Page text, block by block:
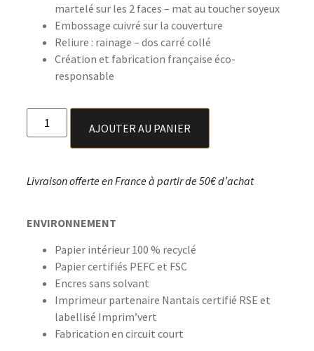
martelé sur les 2 faces – mat au toucher soyeux
Embossage cuivré sur la couverture
Reliure : rainage – dos carré collé
Création et fabrication française éco-
responsable
AJOUTER AU PANIER
Livraison offerte en France à partir de 50€ d’achat
ENVIRONNEMENT
Papier intérieur 100 % recyclé
Papier certifiés PEFC et FSC
Encres sans solvant
Imprimeur partenaire Nantais certifié RSE et
labellisé Imprim’vert
Fabrication en circuit court